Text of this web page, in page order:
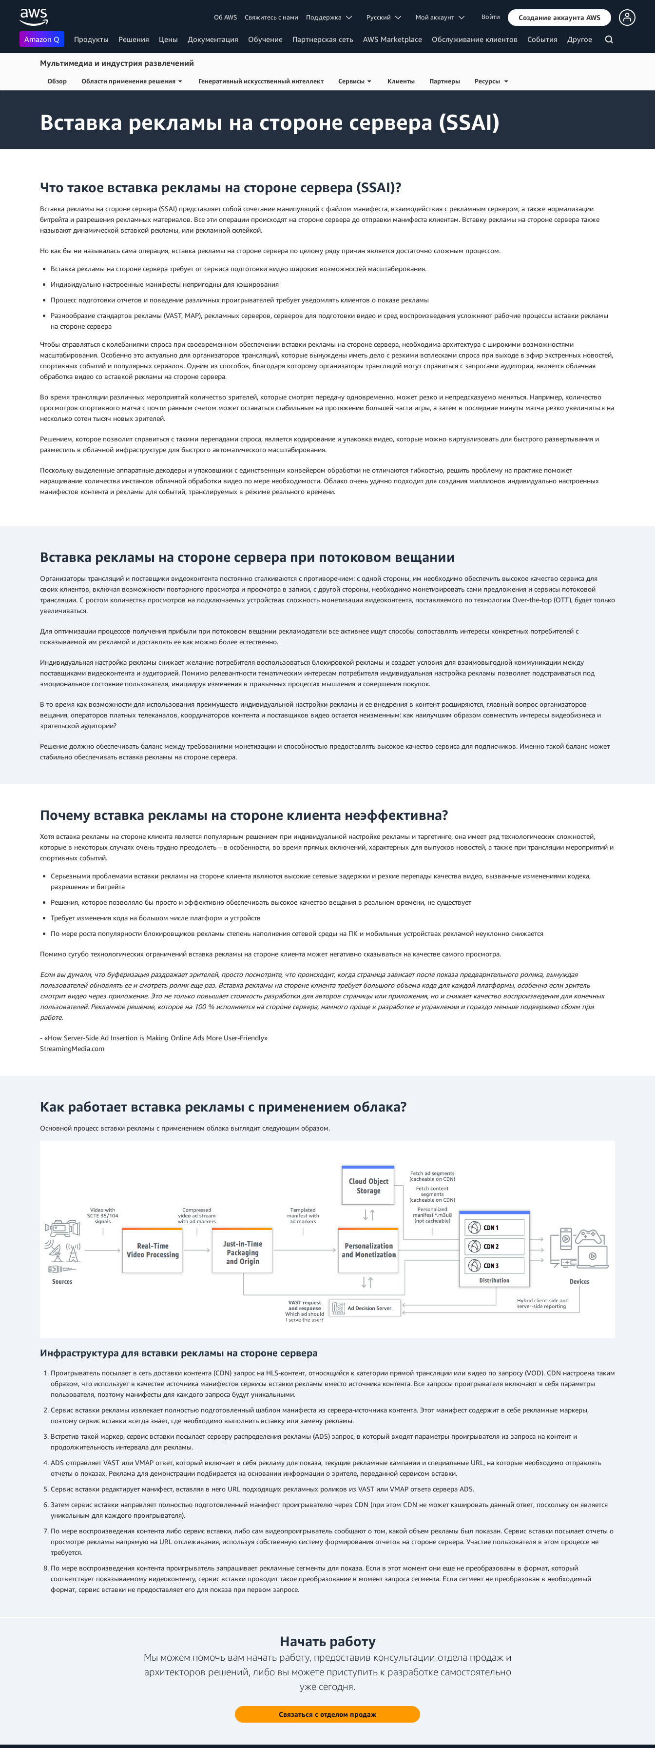
Об AWS Свяжитесь с нами Поддержка Ρусский Мой аккаунт Войти Создание аккаунта AWS
Amazon Q Продукты Решения Цены Документация Обучение Партнерская сеть AWS Marketplace Обслуживание клиентов События Другое
Мультимедиа и индустрия развлечений
Обзор Области применения решения Генеративный искусственный интеллект Сервисы Клиенты Партнеры Ресурсы
Вставка рекламы на стороне сервера (SSAI)
Что такое вставка рекламы на стороне сервера (SSAI)?
Вставка рекламы на стороне сервера (SSAI) представляет собой сочетание манипуляций с файлом манифеста, взаимодействия с рекламным сервером, а также нормализации
битрейта и разрешения рекламных материалов. Все эти операции происходят на стороне сервера до отправки манифеста клиентам. Вставку рекламы на стороне сервера также
называют динамической вставкой рекламы, или рекламной склейкой.
Но как бы ни называлась сама операция, вставка рекламы на стороне сервера по целому ряду причин является достаточно сложным процессом.
Вставка рекламы на стороне сервера требует от сервиса подготовки видео широких возможностей масштабирования.
Индивидуально настроенные манифесты непригодны для кэширования
Процесс подготовки отчетов и поведение различных проигрывателей требует уведомлять клиентов о показе рекламы
Разнообразие стандартов рекламы (VAST, MAP), рекламных серверов, серверов для подготовки видео и сред воспроизведения усложняют рабочие процессы вставки рекламы
на стороне сервера
Чтобы справляться с колебаниями спроса при своевременном обеспечении вставки рекламы на стороне сервера, необходима архитектура с широкими возможностями
масштабирования. Особенно это актуально для организаторов трансляций, которые вынуждены иметь дело с резкими всплесками спроса при выходе в эфир экстренных новостей,
спортивных событий и популярных сериалов. Одним из способов, благодаря которому организаторы трансляций могут справиться с запросами аудитории, является облачная
обработка видео со вставкой рекламы на стороне сервера.
Во время трансляции различных мероприятий количество зрителей, которые смотрят передачу одновременно, может резко и непредсказуемо меняться. Например, количество
просмотров спортивного матча с почти равным счетом может оставаться стабильным на протяжении большей части игры, а затем в последние минуты матча резко увеличиться на
несколько сотен тысяч новых зрителей.
Решением, которое позволит справиться с такими перепадами спроса, является кодирование и упаковка видео, которые можно виртуализовать для быстрого развертывания и
разместить в облачной инфраструктуре для быстрого автоматического масштабирования.
Поскольку выделенные аппаратные декодеры и упаковщики с единственным конвейером обработки не отличаются гибкостью, решить проблему на практике поможет
наращивание количества инстансов облачной обработки видео по мере необходимости. Облако очень удачно подходит для создания миллионов индивидуально настроенных
манифестов контента и рекламы для событий, транслируемых в режиме реального времени.
Вставка рекламы на стороне сервера при потоковом вещании
Организаторы трансляций и поставщики видеоконтента постоянно сталкиваются с противоречием: с одной стороны, им необходимо обеспечить высокое качество сервиса для
своих клиентов, включая возможности повторного просмотра и просмотра в записи, с другой стороны, необходимо монетизировать сами предложения и сервисы потоковой
трансляции. С ростом количества просмотров на подключаемых устройствах сложность монетизации видеоконтента, поставляемого по технологии Over‑the‑top (OTT), будет только
увеличиваться.
Для оптимизации процессов получения прибыли при потоковом вещании рекламодатели все активнее ищут способы сопоставлять интересы конкретных потребителей с
показываемой им рекламой и доставлять ее как можно более естественно.
Индивидуальная настройка рекламы снижает желание потребителя воспользоваться блокировкой рекламы и создает условия для взаимовыгодной коммуникации между
поставщиками видеоконтента и аудиторией. Помимо релевантности тематическим интересам потребителя индивидуальная настройка рекламы позволяет подстраиваться под
эмоциональное состояние пользователя, инициируя изменения в привычных процессах мышления и совершения покупок.
В то время как возможности для использования преимуществ индивидуальной настройки рекламы и ее внедрения в контент расширяются, главный вопрос организаторов
вещания, операторов платных телеканалов, координаторов контента и поставщиков видео остается неизменным: как наилучшим образом совместить интересы видеобизнеса и
зрительской аудитории?
Решение должно обеспечивать баланс между требованиями монетизации и способностью предоставлять высокое качество сервиса для подписчиков. Именно такой баланс может
стабильно обеспечивать вставка рекламы на стороне сервера.
Почему вставка рекламы на стороне клиента неэффективна?
Хотя вставка рекламы на стороне клиента является популярным решением при индивидуальной настройке рекламы и таргетинге, она имеет ряд технологических сложностей,
которые в некоторых случаях очень трудно преодолеть – в особенности, во время прямых включений, характерных для выпусков новостей, а также при трансляции мероприятий и
спортивных событий.
Серьезными проблемами вставки рекламы на стороне клиента являются высокие сетевые задержки и резкие перепады качества видео, вызванные изменениями кодека,
разрешения и битрейта
Решения, которое позволяло бы просто и эффективно обеспечивать высокое качество вещания в реальном времени, не существует
Требует изменения кода на большом числе платформ и устройств
По мере роста популярности блокировщиков рекламы степень наполнения сетевой среды на ПК и мобильных устройствах рекламой неуклонно снижается
Помимо сугубо технологических ограничений вставка рекламы на стороне клиента может негативно сказываться на качестве самого просмотра.
Если вы думали, что буферизация раздражает зрителей, просто посмотрите, что происходит, когда страница зависает после показа предварительного ролика, вынуждая
пользователей обновлять ее и смотреть ролик еще раз. Вставка рекламы на стороне клиента требует большого объема кода для каждой платформы, особенно если зритель
смотрит видео через приложение. Это не только повышает стоимость разработки для авторов страницы или приложения, но и снижает качество воспроизведения для конечных
пользователей. Рекламное решение, которое на 100 % исполняется на стороне сервера, намного проще в разработке и управлении и гораздо меньше подвержено сбоям при
работе.
‑ «How Server‑Side Ad Insertion is Making Online Ads More User‑Friendly»
StreamingMedia.com
Как работает вставка рекламы с применением облака?
Основной процесс вставки рекламы с применением облака выглядит следующим образом.
Инфраструктура для вставки рекламы на стороне сервера
Проигрыватель посылает в сеть доставки контента (CDN) запрос на HLS‑контент, относящийся к категории прямой трансляции или видео по запросу (VOD). CDN настроена таким
образом, что использует в качестве источника манифестов сервисы вставки рекламы вместо источника контента. Все запросы проигрывателя включают в себя параметры
пользователя, поэтому манифесты для каждого запроса будут уникальными.
Сервис вставки рекламы извлекает полностью подготовленный шаблон манифеста из сервера‑источника контента. Этот манифест содержит в себе рекламные маркеры,
поэтому сервис вставки всегда знает, где необходимо выполнить вставку или замену рекламы.
Встретив такой маркер, сервис вставки посылает серверу распределения рекламы (ADS) запрос, в который входят параметры проигрывателя из запроса на контент и
продолжительность интервала для рекламы.
ADS отправляет VAST или VMAP ответ, который включает в себя рекламу для показа, текущие рекламные кампании и специальные URL, на которые необходимо отправлять
отчеты о показах. Реклама для демонстрации подбирается на основании информации о зрителе, переданной сервисом вставки.
Сервис вставки редактирует манифест, вставляя в него URL подходящих рекламных роликов из VAST или VMAP ответа сервера ADS.
Затем сервис вставки направляет полностью подготовленный манифест проигрывателю через CDN (при этом CDN не может кэшировать данный ответ, поскольку он является
уникальным для каждого проигрывателя).
По мере воспроизведения контента либо сервис вставки, либо сам видеопроигрыватель сообщают о том, какой объем рекламы был показан. Сервис вставки посылает отчеты о
просмотре рекламы напрямую на URL отслеживания, используя собственную систему формирования отчетов на стороне сервера. Участие пользователя в этом процессе не
требуется.
По мере воспроизведения контента проигрыватель запрашивает рекламные сегменты для показа. Если в этот момент они еще не преобразованы в формат, который
соответствует показываемому видеоконтенту, сервис вставки проводит такое преобразование в момент запроса сегмента. Если сегмент не преобразован в необходимый
формат, сервис вставки не предоставляет его для показа при первом запросе.
Начать работу
Мы можем помочь вам начать работу, предоставив консультации отдела продаж и
архитекторов решений, либо вы можете приступить к разработке самостоятельно
уже сегодня.
Связаться с отделом продаж